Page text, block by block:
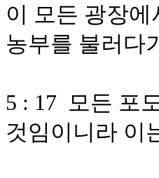
이 모든 광장
농부를 불러다
5 : 17 모든 포
것임이니라 이